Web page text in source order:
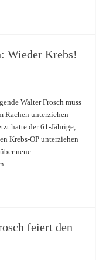
Wieder Krebs!
Walter Frosch muss
Rachen unterziehen –
hatte der 61-Jährige,
Krebs-OP unterziehen
neue
…
feiert den